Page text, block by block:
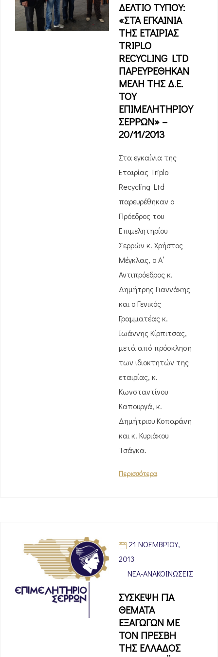
ΔΕΛΤΙΟ ΤΥΠΟΥ:
«ΣΤΑ ΕΓΚΑΙΝΙΑ
ΤΗΣ ΕΤΑΙΡΙΑΣ
TRIPLO
RECYCLING LTD
ΠΑΡΕΥΡΕΘΗΚΑΝ
ΜΕΛΗ ΤΗΣ Δ.Ε.
ΤΟΥ
ΕΠΙΜΕΛΗΤΗΡΙΟΥ
ΣΕΡΡΩΝ» –
20/11/2013
Στα εγκαίνια της
Εταιρίας Triplo
Recycling Ltd
παρευρέθηκαν ο
Πρόεδρος του
Επιμελητηρίου
Σερρών κ. Χρήστος
Μέγκλας, ο Α’
Αντιπρόεδρος κ.
Δημήτρης Γιαννάκης
και ο Γενικός
Γραμματέας κ.
Ιωάννης Κίρπιτσας,
μετά από πρόσκληση
των ιδιοκτητών της
εταιρίας, κ.
Κωνσταντίνου
Καπουργά, κ.
Δημήτριου Κοπαράνη
και κ. Κυριάκου
Τσάγκα.
Περισσότερα
21 ΝΟΕΜΒΡΊΟΥ,
2013
ΝΈΑ-ΑΝΑΚΟΙΝΏΣΕΙΣ
ΣΥΣΚΕΨΗ ΓΙΑ
ΘΕΜΑΤΑ
ΕΞΑΓΩΓΩΝ ΜΕ
ΤΟΝ ΠΡΕΣΒΗ
ΤΗΣ ΕΛΛΑΔΟΣ